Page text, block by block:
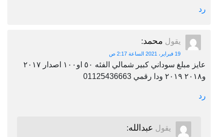
رد
يقول محمد:
19 فبراير، 2021 الساعة 2:17 ص
عايز مبلغ سوداني كبير شمالي الفئه ٥٠ او١٠٠ اصدار ٢٠١٧
و٢٠١٨ ٢٠١٩ ودا رقمي 01125436663
رد
يقول عبدالله: